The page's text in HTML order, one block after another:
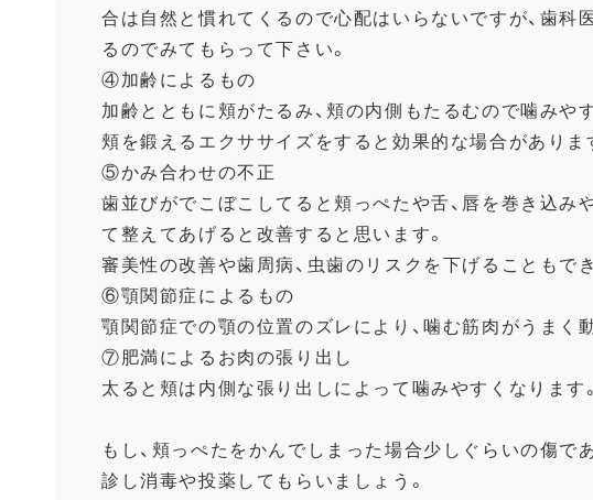
合は自然と慣れてくるので心配はいらないですが、 歯科
る のでみてもらって下さい。
④加齢によるもの
加齢とともに頬がたるみ、 頬の内側もたるむので噛みや
頬を鍛えるエクササイズをすると効果的な場合がありま
⑤かみ合わせの不正
歯並びがでこぼこしてると頬っぺたや舌、 唇を巻き込み
て整えてあげると改善すると思いま す。
審美性の改善や歯周病、虫歯のリスクを下げることもでき
⑥顎関節症によるもの
顎関節症での顎の位置のズレにより、 噛む筋肉がうまく
⑦肥満によるお肉の張り出し
太ると頬は内側な張り出しによって噛みやすくなります
もし、 頬っぺたをかんでしまった場合少しぐらいの傷で
診し消毒や投薬してもらいましょう。